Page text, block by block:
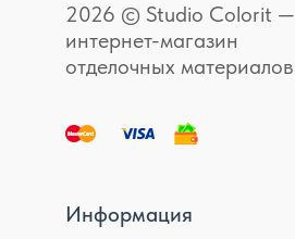
2026 © Studio Colorit —
интернет-магазин
отделочных материалов
Информация